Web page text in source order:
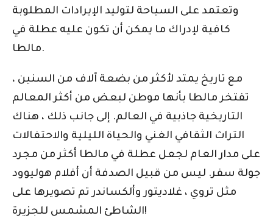
وتعتمد على السياحة لتوليد الإيرادات المطلوبة
كافية لإدراك ما يمكن أن تكون عليه عطلة في
مالطا.
مع تاريخ يمتد لأكثر من بضعة آلاف من السنين ،
تفتخر مالطا بأنها موطن لبعض من أكثر المعالم
التاريخية جاذبية في العالم. إلى جانب ذلك ، هناك
التراث الثقافي الغني والحياة الليلية والاحتفالات
على مدار العام لجعل عطلة في مالطا أكثر من مجرد
جولة سفر. ليس من قبيل الصدفة أن أفلام هوليوود
مثل تروي ، غلاديتور وألكساندر تم تصويرها على
الشاطئ المشمس للجزيرة!